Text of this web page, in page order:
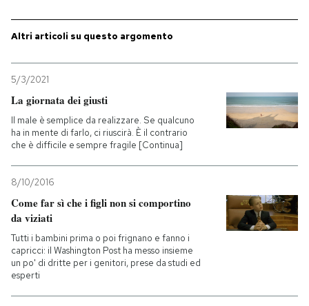
NEWSLETTER
SHOP
CALENDARIO
AREA PERSONALE
Altri articoli su questo argomento
5/3/2021
La giornata dei giusti
Il male è semplice da realizzare. Se qualcuno
ha in mente di farlo, ci riuscirà. È il contrario
che è difficile e sempre fragile [Continua]
8/10/2016
Come far sì che i figli non si comportino
da viziati
Tutti i bambini prima o poi frignano e fanno i
capricci: il Washington Post ha messo insieme
un po' di dritte per i genitori, prese da studi ed
esperti